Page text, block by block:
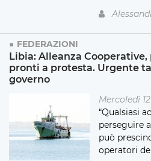
FEDERAZIONI
Libia: Alleanza
pronti a protesta. Urgente
governo
Mercoledì
“Qualsiasi
perseguire
può
operatori